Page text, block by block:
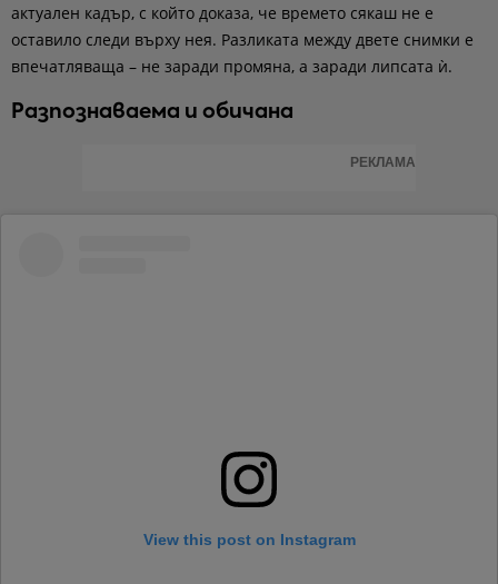
актуален кадър, с който доказа, че времето сякаш не е
оставило следи върху нея. Разликата между двете снимки е
впечатляваща – не заради промяна, а заради липсата ѝ.
Разпознаваема и обичана
РЕКЛАМА
View this post on Instagram